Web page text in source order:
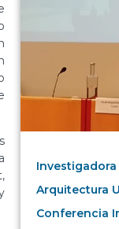
Arquitectura
Conferencia